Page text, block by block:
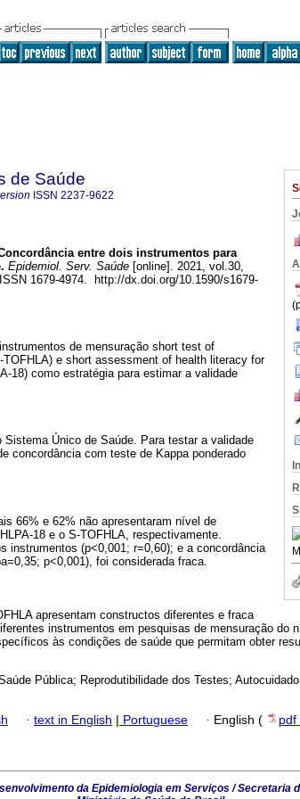
de Saúde
ISSN 2237-9622
entre dois instrumentos para
Epidemiol. Serv. Saúde [online]. 2021, vol.30,
1679-4974. http://dx.doi.org/10.1590/s1679-
de mensuração short test of
e short assessment of health literacy for
18) como estratégia para estimar a validade
Único de Saúde. Para testar a validade
concordância com teste de Kappa ponderado
66% e 62% não apresentaram nível de
18 e o S-TOFHLA, respectivamente.
instrumentos (p<0,001; r=0,60); e a concordância
p<0,001), foi considerada fraca.
apresentam constructos diferentes e fraca
instrumentos em pesquisas de mensuração do
às condições de saúde que permitam obter
Pública; Reprodutibilidade dos Testes;
· text in English Portuguese · English ( pdf
da Epidemiologia em Serviços / Secretaria